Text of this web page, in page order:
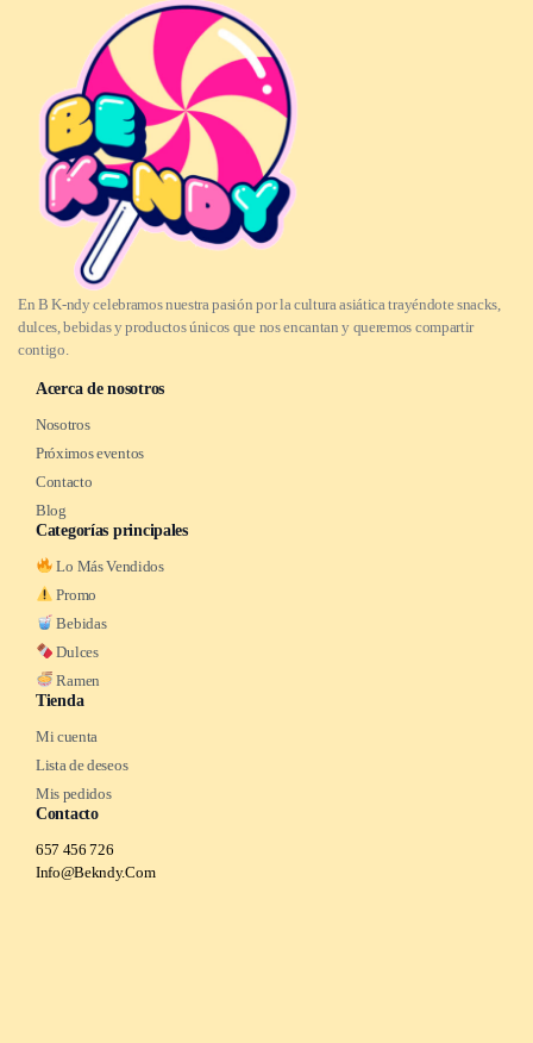
En B K-ndy celebramos nuestra pasión por la cultura asiática trayéndote snacks,
dulces, bebidas y productos únicos que nos encantan y queremos compartir
contigo.
Acerca de nosotros
Nosotros
Próximos eventos
Contacto
Blog
Categorías principales
Lo Más Vendidos
Promo
Bebidas
Dulces
Ramen
Tienda
Mi cuenta
Lista de deseos
Mis pedidos
Contacto
657 456 726
Info@Bekndy.Com